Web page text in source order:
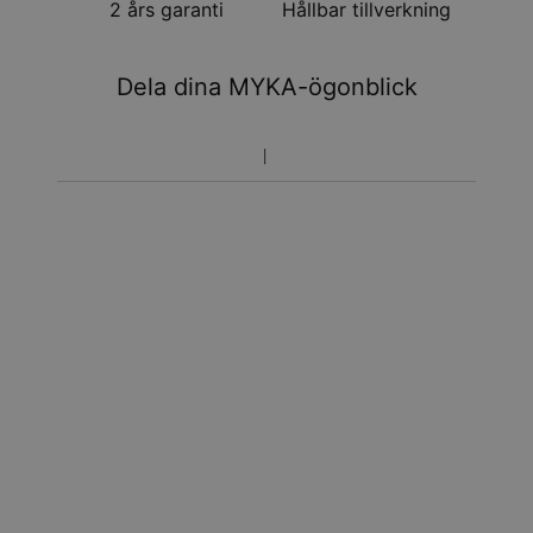
2 års garanti Hållbar tillverkning
Dela dina MYKA-ögonblick